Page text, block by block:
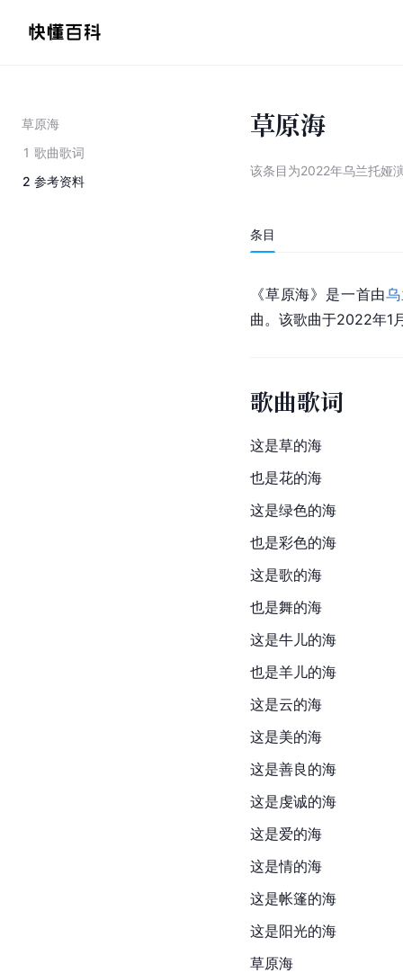
草原海
1 歌曲歌词
2 参考资料
草原海
该条目为2022年乌兰托娅
条目
《草原海》是一首由
曲。该歌曲于2022年1
歌曲歌词
这是草的海
也是花的海
这是绿色的海
也是彩色的海
这是歌的海
也是舞的海
这是牛儿的海
也是羊儿的海
这是云的海
这是美的海
这是善良的海
这是虔诚的海
这是爱的海
这是情的海
这是帐篷的海
这是阳光的海
草原海